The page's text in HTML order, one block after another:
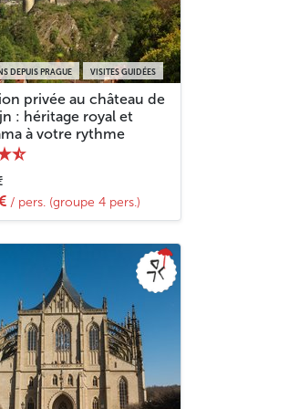
DEPUIS PRAGUE VISITES GUIDÉES
privée au château de
: héritage royal et
à votre rythme
/ pers. (groupe 4 pers.)